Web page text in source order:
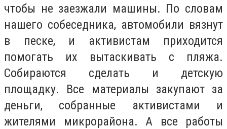
чтобы не заезжали машины. По словам
нашего собеседника, автомобили вязнут
в песке, и активистам приходится
помогать их вытаскивать с пляжа.
Собираются сделать и детскую
площадку. Все материалы закупают за
деньги, собранные активистами и
жителями микрорайона. А все работы